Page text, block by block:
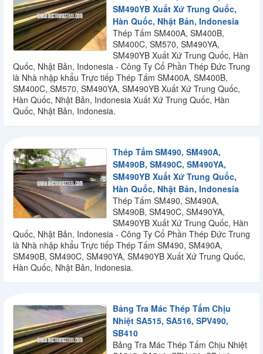
SM490YB Xuất Xứ Trung Quốc,
Hàn Quốc, Nhật Bản, Indonesia
Thép Tấm SM400A, SM400B,
SM400C, SM570, SM490YA,
SM490YB Xuất Xứ Trung Quốc, Hàn
Quốc, Nhật Bản, Indonesia - Công Ty Cổ Phần Thép Đức Trung
là Nhà nhập khẩu Trực tiếp Thép Tấm SM400A, SM400B,
SM400C, SM570, SM490YA, SM490YB Xuất Xứ Trung Quốc,
Hàn Quốc, Nhật Bản, Indonesia Xuất Xứ Trung Quốc, Hàn
Quốc, Nhật Bản, Indonesia.
Thép Tấm SM490, SM490A,
SM490B, SM490C, SM490YA,
SM490YB Xuất Xứ Trung Quốc,
Hàn Quốc, Nhật Bản, Indonesia
Thép Tấm SM490, SM490A,
SM490B, SM490C, SM490YA,
SM490YB Xuất Xứ Trung Quốc, Hàn
Quốc, Nhật Bản, Indonesia - Công Ty Cổ Phần Thép Đức Trung
là Nhà nhập khẩu Trực tiếp Thép Tấm SM490, SM490A,
SM490B, SM490C, SM490YA, SM490YB Xuất Xứ Trung Quốc,
Hàn Quốc, Nhật Bản, Indonesia.
Bảng Tra Mác Thép Tấm Chịu
Nhiệt SA515, SA516, SPV490,
SB410
Bảng Tra Mác Thép Tấm Chịu Nhiệt